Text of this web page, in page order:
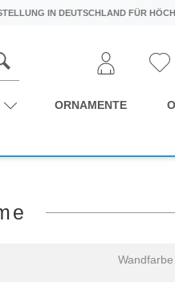
IN DEUTSCHLAND FÜR
ORNAMENTE